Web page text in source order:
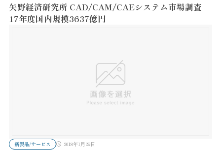
矢野経済研究所 CAD/CAM/CAEシステム市場調査
17年度国内規模3637億円
新製品/サービス 2018年1月29日